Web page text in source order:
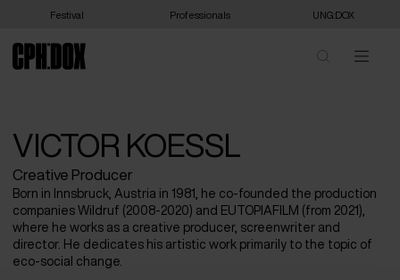
Festival Professionals UNG:DOX
VICTOR KOESSL
Creative Producer
Born in Innsbruck, Austria in 1981, he co-founded the production
companies Wildruf (2008-2020) and EUTOPIAFILM (from 2021),
where he works as a creative producer, screenwriter and
director. He dedicates his artistic work primarily to the topic of
eco-social change.